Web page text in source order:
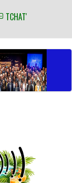
TCHAT'